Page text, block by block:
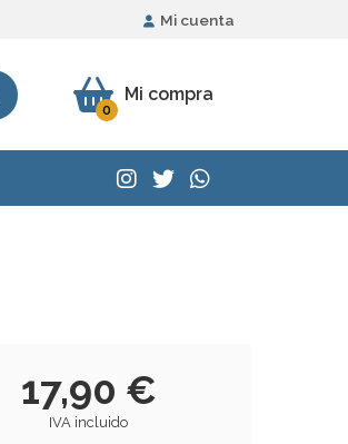
Mi cuenta
Mi compra
0
17,90 €
IVA incluido